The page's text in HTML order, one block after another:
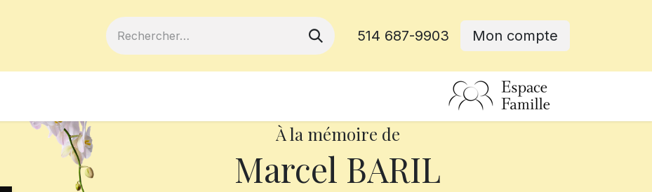
514 687-9903 Mon compte
À la mémoire de
Marcel BARIL